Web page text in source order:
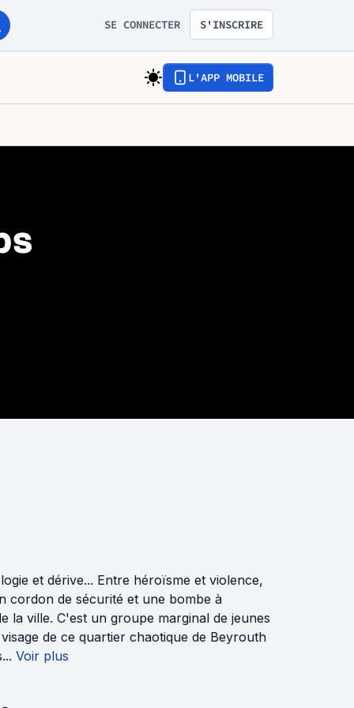
SE CONNECTER S'INSCRIRE
L'APP MOBILE
et dérive... Entre héroïsme et violence,
cordon de sécurité et une bombe à
la ville. C'est un groupe marginal de jeunes
de ce quartier chaotique de Beyrouth
Voir plus